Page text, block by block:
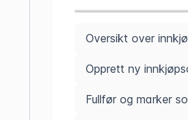
Oversikt over
Opprett ny
Fullfør og marker